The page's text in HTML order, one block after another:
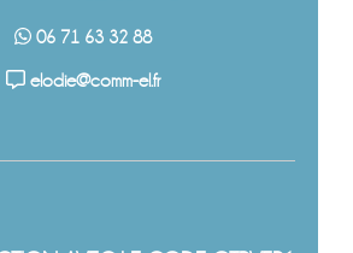
06 71 63 32 88
elodie@comm-el.fr